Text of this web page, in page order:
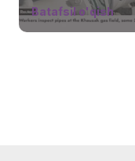
Batafsil o'qish